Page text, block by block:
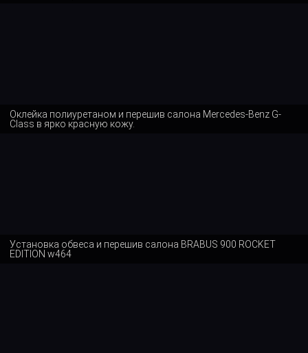
Оклейка полиуретаном и перешив салона Mercedes-Benz G-
Class в ярко красную кожу.
Установка обвеса и перешив салона BRABUS 900 ROCKET
EDITION w464